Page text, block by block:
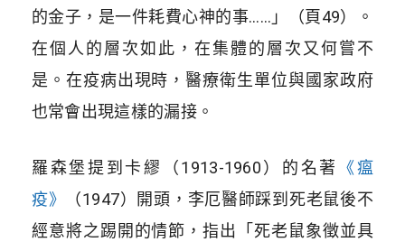
的金子，是一件耗費心神的事……」（頁49）。
在個人的層次如此，在集體的層次又何嘗不
是。在疫病出現時，醫療衛生單位與國家政府
也常會出現這樣的漏接。
羅森堡提到卡繆（1913-1960）的名著
《瘟
疫》
（1947）開頭，李厄醫師踩到死老鼠後不
經意將之踢開的情節，指出「死老鼠象徵並具